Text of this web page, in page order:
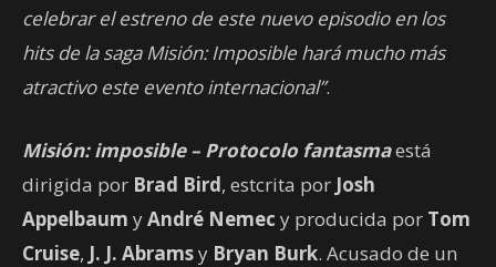
celebrar el estreno de este nuevo episodio en los
hits de la saga Misión: Imposible hará mucho más
atractivo este evento internacional”.
Misión: imposible – Protocolo fantasmaestá
dirigida por Brad Bird, estcrita por Josh
Appelbaum yAndré Nemec y producida por Tom
Cruise, J. J. Abramsy Bryan Burk. Acusado de un